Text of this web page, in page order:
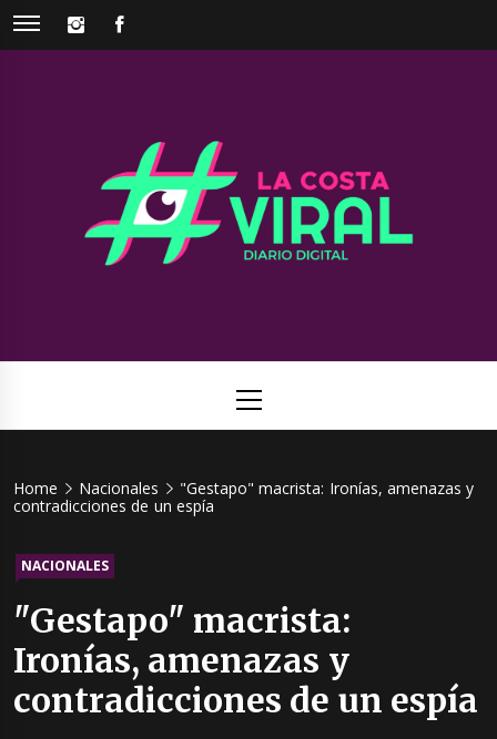
Skip
INSTAGRAM
Viral
Menu
Home Nacionales
"Gestapo" macrista: Ironías, amenazas y
contradicciones de un espía
NACIONALES
"Gestapo" macrista:
Ironías, amenazas y
contradicciones de un espía